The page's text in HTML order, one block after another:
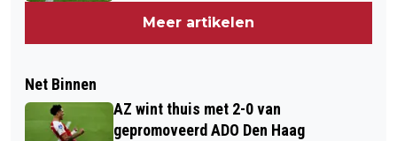
Meer artikelen
Net Binnen
AZ wint thuis met 2-0 van
gepromoveerd ADO Den Haag